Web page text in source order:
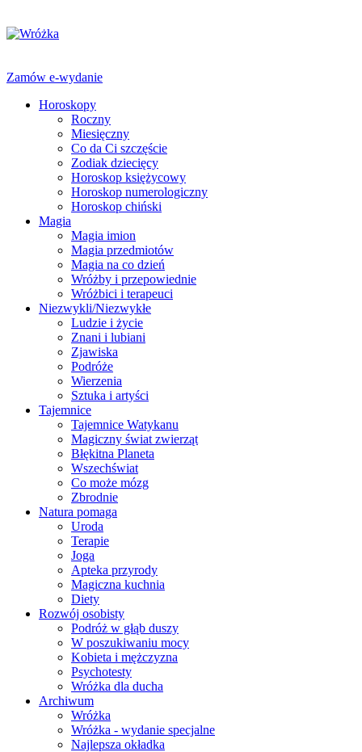
Zamów e-wydanie
Horoskopy
Roczny
Miesięczny
Co da Ci szczęście
Zodiak dziecięcy
Horoskop księżycowy
Horoskop numerologiczny
Horoskop chiński
Magia
Magia imion
Magia przedmiotów
Magia na co dzień
Wróżby i przepowiednie
Wróżbici i terapeuci
Niezwykli/Niezwykłe
Ludzie i życie
Znani i lubiani
Zjawiska
Podróże
Wierzenia
Sztuka i artyści
Tajemnice
Tajemnice Watykanu
Magiczny świat zwierząt
Błękitna Planeta
Wszechświat
Co może mózg
Zbrodnie
Natura pomaga
Uroda
Terapie
Joga
Apteka przyrody
Magiczna kuchnia
Diety
Rozwój osobisty
Podróż w głąb duszy
W poszukiwaniu mocy
Kobieta i mężczyzna
Psychotesty
Wróżka dla ducha
Archiwum
Wróżka
Wróżka - wydanie specjalne
Najlepsza okładka